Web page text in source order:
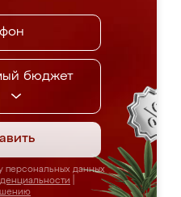
бюджет
персональных данных